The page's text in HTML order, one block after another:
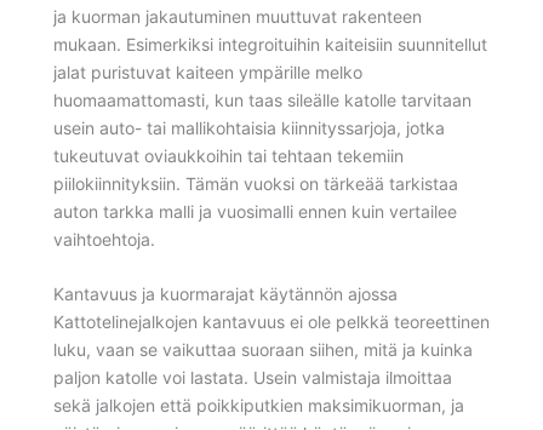
ja kuorman jakautuminen muuttuvat rakenteen
mukaan. Esimerkiksi integroituihin kaiteisiin suunnitellut
jalat puristuvat kaiteen ympärille melko
huomaamattomasti, kun taas sileälle katolle tarvitaan
usein auto- tai mallikohtaisia kiinnityssarjoja, jotka
tukeutuvat oviaukkoihin tai tehtaan tekemiin
piilokiinnityksiin. Tämän vuoksi on tärkeää tarkistaa
auton tarkka malli ja vuosimalli ennen kuin vertailee
vaihtoehtoja.
Kantavuus ja kuormarajat käytännön ajossa
Kattotelinejalkojen kantavuus ei ole pelkkä teoreettinen
luku, vaan se vaikuttaa suoraan siihen, mitä ja kuinka
paljon katolle voi lastata. Usein valmistaja ilmoittaa
sekä jalkojen että poikkiputkien maksimikuorman, ja